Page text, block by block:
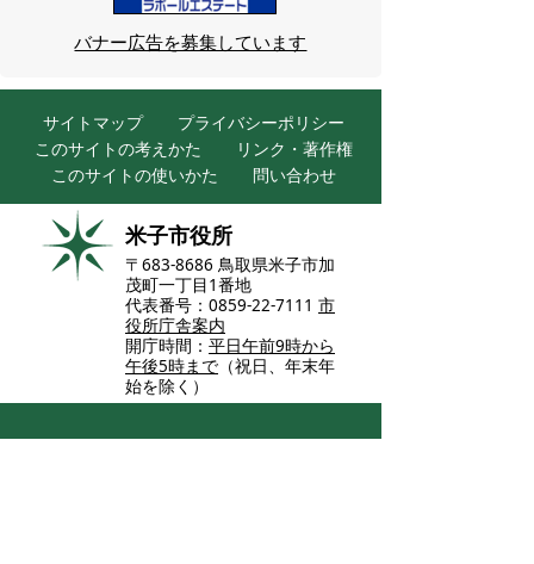
バナー広告を募集しています
サイトマップ
プライバシーポリシー
このサイトの考えかた
リンク・著作権
このサイトの使いかた
問い合わせ
米子市役所
〒683-8686 鳥取県米子市加
茂町一丁目1番地
代表番号：0859-22-7111 市
役所庁舎案内
開庁時間： 平日午前9時から
午後5時まで （祝日、年末年
始を除く）